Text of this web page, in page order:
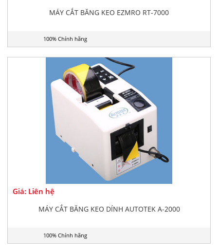
MÁY CẮT BĂNG KEO EZMRO RT-7000
100% Chính hãng
Giá: Liên hệ
MÁY CẮT BĂNG KEO DÍNH AUTOTEK A-2000
100% Chính hãng